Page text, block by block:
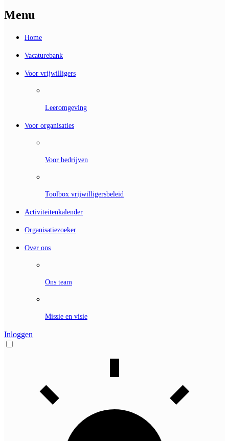
Menu
Home
Vacaturebank
Voor vrijwilligers
Leeromgeving
Voor organisaties
Voor bedrijven
Toolbox vrijwilligersbeleid
Activiteitenkalender
Organisatiezoeker
Over ons
Ons team
Missie en visie
Inloggen